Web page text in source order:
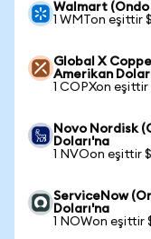
Walmart (Ondo
1 WMTon eşittir
Global X
Amerikan
1 COPXon eşittir
Novo Nordisk
Doları'na
1 NVOon eşittir
ServiceNow
Doları'na
1 NOWon eşittir